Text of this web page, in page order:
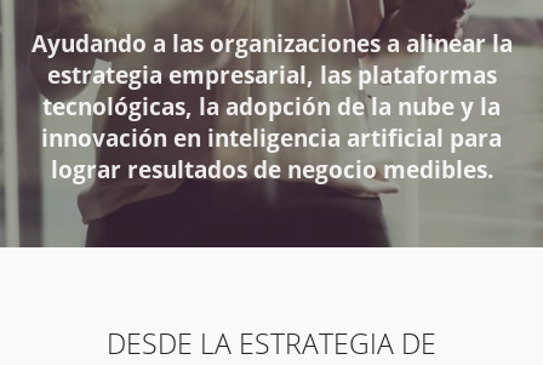
Ayudando a las organizaciones a alinear la
estrategia empresarial, las plataformas
tecnológicas, la adopción de la nube y la
innovación en inteligencia artificial para
lograr resultados de negocio medibles.
DESDE LA ESTRATEGIA DE